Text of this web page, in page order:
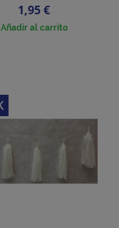
Precio
1,95 €
Añadir al carrito